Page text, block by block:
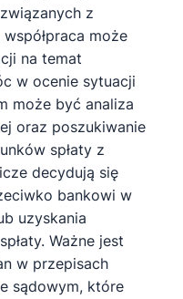
z
może
na temat
w ocenie sytuacji
może być analiza
oraz poszukiwanie
spłaty z
decydują się
bankowi w
uzyskania
Ważne jest
w przepisach
sądowym, które